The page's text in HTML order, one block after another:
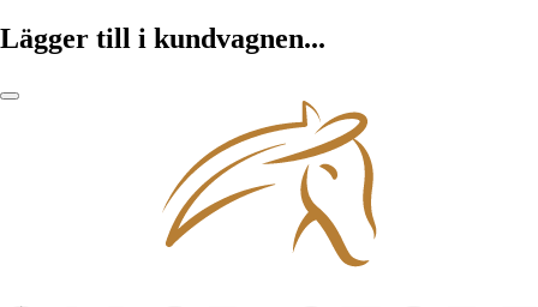
Lägger till i kundvagnen...